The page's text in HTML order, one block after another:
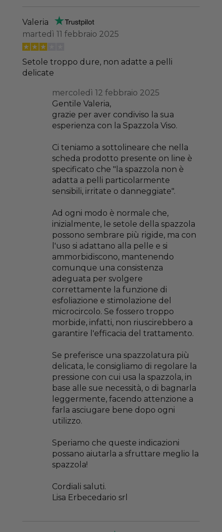
Valeria
martedì 11 febbraio 2025
Setole troppo dure, non adatte a pelli
delicate
mercoledì 12 febbraio 2025
Gentile Valeria,
grazie per aver condiviso la sua
esperienza con la Spazzola Viso.
Ci teniamo a sottolineare che nella
scheda prodotto presente on line è
specificato che "la spazzola non è
adatta a pelli particolarmente
sensibili, irritate o danneggiate".
Ad ogni modo è normale che,
inizialmente, le setole della spazzola
possono sembrare più rigide, ma con
l'uso si adattano alla pelle e si
ammorbidiscono, mantenendo
comunque una consistenza
adeguata per svolgere
correttamente la funzione di
esfoliazione e stimolazione del
microcircolo. Se fossero troppo
morbide, infatti, non riuscirebbero a
garantire l'efficacia del trattamento.
Se preferisce una spazzolatura più
delicata, le consigliamo di regolare la
pressione con cui usa la spazzola, in
base alle sue necessità, o di bagnarla
leggermente, facendo attenzione a
farla asciugare bene dopo ogni
utilizzo.
Speriamo che queste indicazioni
possano aiutarla a sfruttare meglio la
spazzola!
Cordiali saluti.
Lisa Erbecedario srl